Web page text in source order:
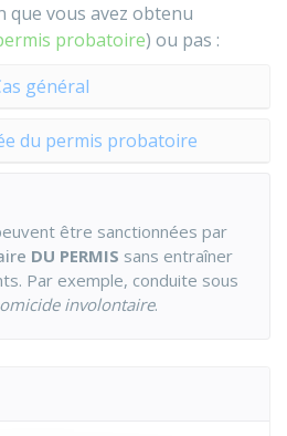
que vous avez obtenu
probatoire) ou pas :
général
du permis probatoire
être sanctionnées par
DU PERMIS sans entraîner
Par exemple, conduite sous
involontaire.